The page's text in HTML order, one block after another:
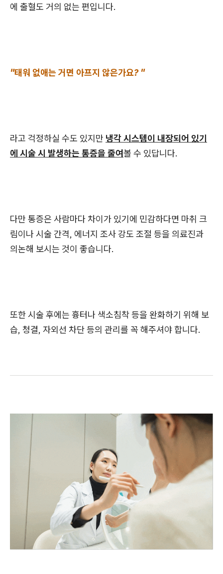
에 출혈도 거의 없는 편입니다.
"태워 없애는 거면 아프지 않은가요? "
라고 걱정하실 수도 있지만 냉각 시스템이 내장되어 있기
에 시술 시 발생하는 통증을 줄여볼 수 있답니다.
다만 통증은 사람마다 차이가 있기에 민감하다면 마취 크
림이나 시술 간격, 에너지 조사 강도 조절 등을 의료진과
의논해 보시는 것이 좋습니다.
또한 시술 후에는 흉터나 색소침착 등을 완화하기 위해 보
습, 청결, 자외선 차단 등의 관리를 꼭 해주셔야 합니다.